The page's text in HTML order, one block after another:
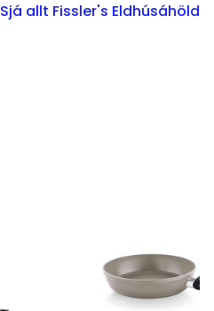
Sjá allt Fissler's Eldhúsáhöld